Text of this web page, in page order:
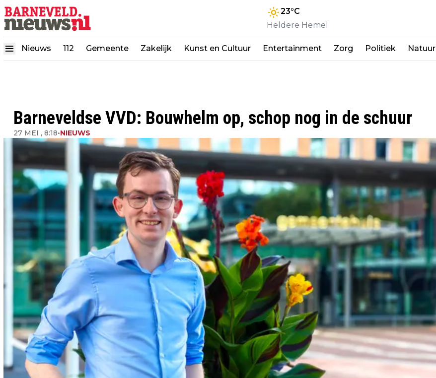
23°C
Heldere Hemel
Nieuws 112 Gemeente Zakelijk Kunst en Cultuur Entertainment Zorg Politiek Natuur
Barneveldse VVD: Bouwhelm op, schop nog in de schuur
27 MEI , 8:18•NIEUWS